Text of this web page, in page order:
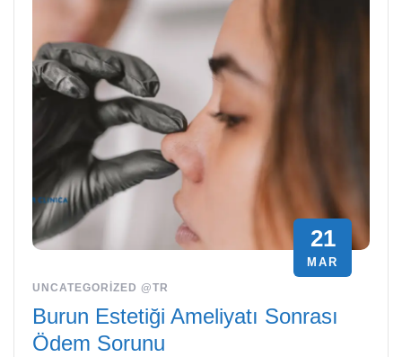
21
MAR
UNCATEGORIZED @TR
Burun Estetiği Ameliyatı Sonrası
Ödem Sorunu